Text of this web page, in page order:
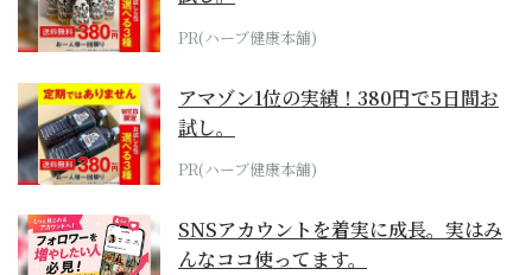
PR(ハーブ健康本舗)
アマゾン1位の実績！380円で5日間お
試し。
PR(ハーブ健康本舗)
SNSアカウントを着実に成長。実はみ
んなココ使ってます。